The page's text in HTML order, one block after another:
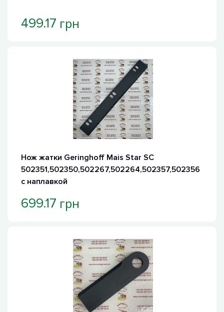
499.17 грн
Нож жатки Geringhoff Mais Star SC
502351,502350,502267,502264,502357,502356
с наплавкой
699.17 грн